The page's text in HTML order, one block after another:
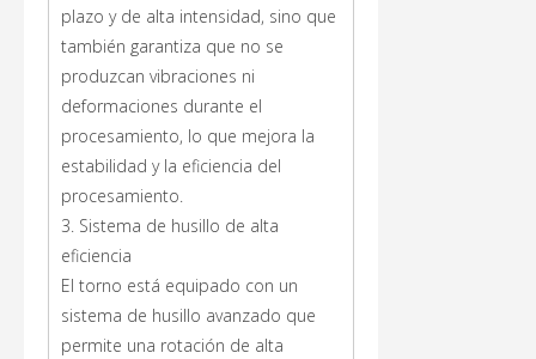
plazo y de alta intensidad, sino que
también garantiza que no se
produzcan vibraciones ni
deformaciones durante el
procesamiento, lo que mejora la
estabilidad y la eficiencia del
procesamiento.
3. Sistema de husillo de alta
eficiencia
El torno está equipado con un
sistema de husillo avanzado que
permite una rotación de alta